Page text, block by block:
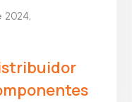
2024,